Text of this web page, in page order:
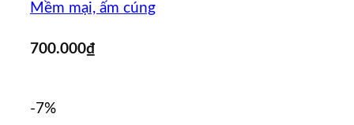
Mềm mại, ấm cúng
700.000₫
-7%